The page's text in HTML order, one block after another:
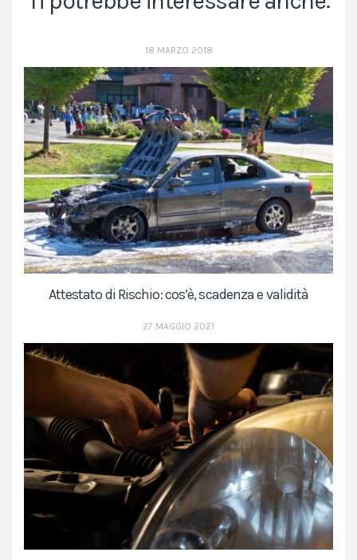
18 MARZO 2018
Attestato di Rischio: cos’è, scadenza e validità
27 MAGGIO 2021